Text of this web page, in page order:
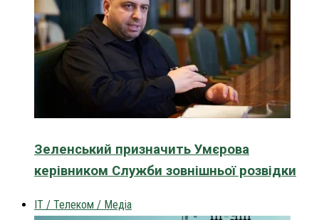
Зеленський призначить Умєрова
керівником Служби зовнішньої розвідки
IT / Телеком / Медіа